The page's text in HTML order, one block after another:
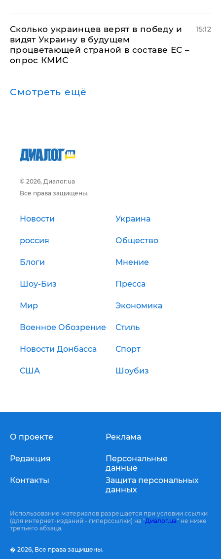
Сколько украинцев верят в победу и
видят Украину в будущем
процветающей страной в составе ЕС –
опрос КМИС
15:12
Смотреть ещё
© 2026, Диалог.ua
Все права защищены.
Новости Украина
россия Общество
Блоги Мнение
Шоу-Биз Пресса
Мир Экономика
Военное Обозрение Стиль
Новости Донбасса Спорт
США Шоубиз
О проекте
Редакция
Контакты
Реклама
Персональные
данные
Защита персональных
данных
Использование материалов разрешается при условии ссылки
(для интернет-изданий - гиперссылки) на "Диалог.ua" не ниже
третьего абзаца.
� 2026, Все права защищены.